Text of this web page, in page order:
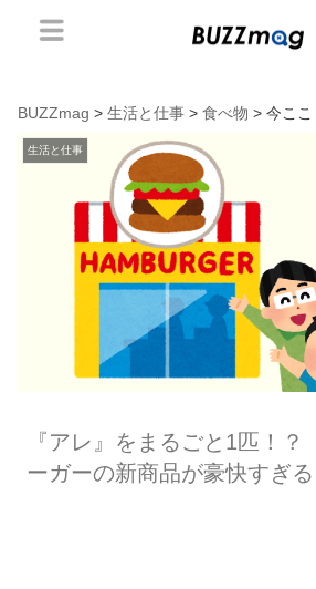
BUZZmag > 生活と仕事 > 食べ物 > 今ここ
生活と仕事
『アレ』をまるごと1匹！？
ーガーの新商品が豪快すぎる